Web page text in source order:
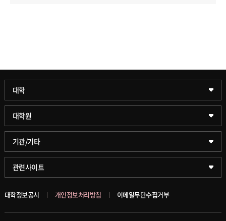
대학
과학기술대학
약학대학
글로벌비즈니스대학
공공정책대학
스마트도시학부
대학원
일반대학원
문화스포츠대학원
창업경영대학원
융합과학대학원
기관/기타
학술정보원(도서관)
학술정보팀
국제교류교육원
관련사이트
KUPID
블랙보드
대학정보공시 개인정보처리방침 이메일무단수집거부